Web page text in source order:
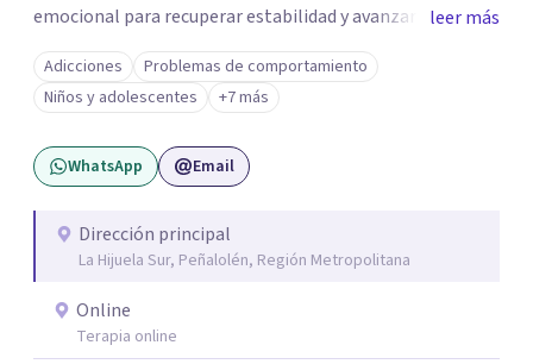
emocional para recuperar estabilidad y avanzar con
mayor claridad. Tengo experiencia en intervención en
crisis y evaluación de riesgo cuando corresponde,
cuidando siempre un encuadre seguro, respetuoso y a tu
ritmo. Atiendo principalmente en modalidad online y
también presencial en Santiago, según disponibilidad.
leer más
Adicciones
Problemas de comportamiento
Niños y adolescentes
+7 más
WhatsApp Email
Dirección principal
La Hijuela Sur, Peñalolén, Región Metropolitana
Online
Terapia online